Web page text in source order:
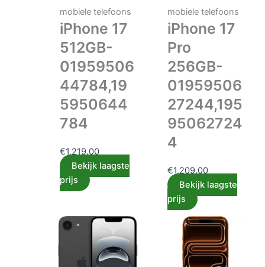
mobiele telefoons
iPhone 17
512GB-
01959506
44784,19
5950644
784
€1,219.00
Bekijk laagste
prijs
mobiele telefoons
iPhone 17
Pro
256GB-
01959506
27244,195
95062724
4
€1,209.00
Bekijk laagste
prijs